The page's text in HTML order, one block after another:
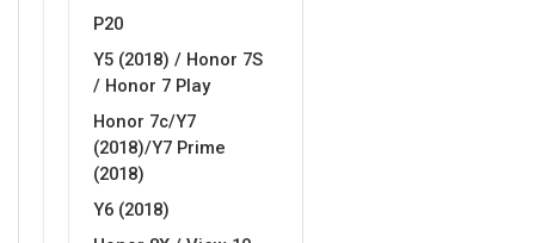
P20
Y5 (2018) / Honor 7S
/ Honor 7 Play
Honor 7c/Y7
(2018)/Y7 Prime
(2018)
Y6 (2018)